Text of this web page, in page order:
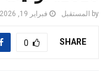
by المستقبل فبراير 19, 2026
SHARE
0